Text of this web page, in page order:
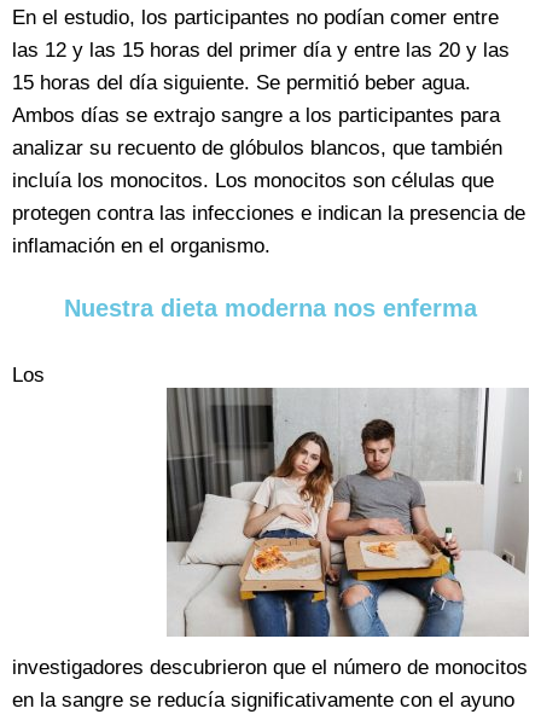
En el estudio, los participantes no podían comer entre
las 12 y las 15 horas del primer día y entre las 20 y las
15 horas del día siguiente. Se permitió beber agua.
Ambos días se extrajo sangre a los participantes para
analizar su recuento de glóbulos blancos, que también
incluía los monocitos. Los monocitos son células que
protegen contra las infecciones e indican la presencia de
inflamación en el organismo.
Nuestra dieta moderna nos enferma
Los
investigadores descubrieron que el número de monocitos
en la sangre se reducía significativamente con el ayuno